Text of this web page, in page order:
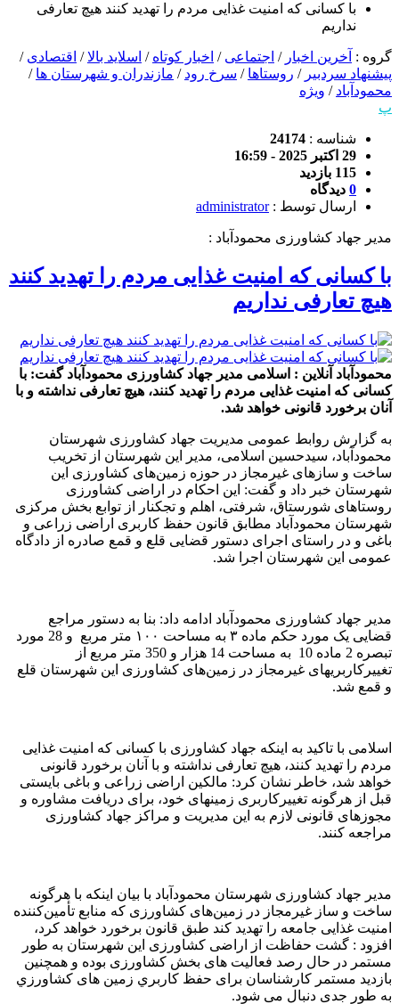
با کسانی که امنیت غذایی مردم را تهدید کنند هیچ تعارفی
نداریم
گروه : آخرین اخبار / اجتماعی / اخبار کوتاه / اسلاید بالا/ اقتصادی /
پیشنهاد سردبیر / روستاها / سرخ رود / مازندران و شهرستان ها /
محمودآباد / ویژه
پ
شناسه : 24174
29 اکتبر 2025 - 16:59
115 بازدید
0 دیدگاه
ارسال توسط :administrator
مدیر جهاد کشاورزی محمودآباد :
با کسانی که امنیت غذایی مردم را تهدید کنند
هیچ تعارفی نداریم
محمودآباد آنلاین : اسلامی مدیر جهاد کشاورزی محمودآباد گفت: با
کسانی که امنیت غذایی مردم را تهدید کنند، هیچ تعارفی نداشته و با
آنان برخورد قانونی خواهد شد.
به گزارش روابط عمومی مدیریت جهاد کشاورزی شهرستان
محمودآباد، سیدحسین اسلامی، مدیر این شهرستان از تخریب
ساخت و سازهای غیرمجاز در حوزه زمین‌های کشاورزی این
شهرستان خبر داد و گفت: این احکام در اراضی کشاورزی
روستاهای شورستاق، شرفتی، اهلم و تجکنار از توابع بخش مرکزی
شهرستان محمودآباد مطابق قانون حفظ کاربری اراضی زراعی و
باغی و در راستای اجرای دستور قضایی قلع و قمع صادره از دادگاه
عمومی این شهرستان اجرا شد.
مدیر جهاد کشاورزی محمودآباد ادامه داد: بنا به دستور مراجع
قضایی یک مورد حکم ماده ۳ به مساحت ۱۰۰ متر مربع و 28 مورد
تبصره 2 ماده 10 به مساحت 14 هزار و 350 متر مربع از
تغییرکاربریهای غیرمجاز در زمین‌های کشاورزی این شهرستان قلع
و قمع شد.
اسلامی با تاکید به اینکه جهاد کشاورزی با کسانی که امنیت غذایی
مردم را تهدید کنند، هیچ تعارفی نداشته و با آنان برخورد قانونی
خواهد شد، خاطر نشان کرد: مالکین اراضی زراعی و باغی بایستی
قبل از هرگونه تغییرکاربری زمینهای خود، برای دریافت مشاوره و
مجوزهای قانونی لازم به این مدیریت و مراکز جهاد کشاورزی
مراجعه کنند.
مدیر جهاد کشاورزی شهرستان محمودآباد با بیان اینکه با هر‌گونه
ساخت ‌و ‌ساز غیرمجاز در زمین‌های کشاورزی که منابع تأمین‌کننده
امنیت غذایی جامعه را تهدید کند طبق قانون برخورد خواهد کرد،
افزود : گشت حفاظت از اراضی کشاورزی این شهرستان به طور
مستمر در حال رصد فعالیت های بخش کشاورزی بوده و همچنین
بازدید مستمر کارشناسان برای حفظ كاربري زمین های كشاورزي
به طور جدی دنبال می شود.